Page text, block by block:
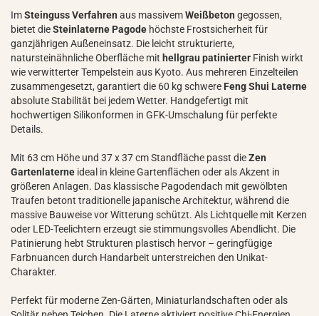
ImSteinguss Verfahren aus massivemWeißbeton gegossen,
bietet dieSteinlaterne Pagode höchste Frostsicherheit für
ganzjährigen Außeneinsatz. Die leicht strukturierte,
natursteinähnliche Oberfläche mit hellgrau patinierter Finish wirkt
wie verwitterter Tempelstein aus Kyoto. Aus mehreren Einzelteilen
zusammengesetzt, garantiert die 60 kg schwere Feng Shui Laterne
absolute Stabilität bei jedem Wetter. Handgefertigt mit
hochwertigen Silikonformen in GFK-Umschalung für perfekte
Details.
Mit 63 cm Höhe und 37 x 37 cm Standfläche passt dieZen
Gartenlaterne ideal in kleine Gartenflächen oder als Akzent in
größeren Anlagen. Das klassische Pagodendach mit gewölbten
Traufen betont traditionelle japanische Architektur, während die
massive Bauweise vor Witterung schützt. Als Lichtquelle mit Kerzen
oder LED-Teelichtern erzeugt sie stimmungsvolles Abendlicht. Die
Patinierung hebt Strukturen plastisch hervor – geringfügige
Farbnuancen durch Handarbeit unterstreichen den Unikat-
Charakter.
Perfekt für moderne Zen-Gärten, Miniaturlandschaften oder als